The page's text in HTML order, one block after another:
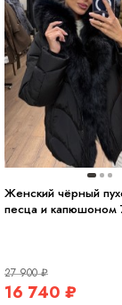
Женский чёрный
песца и капюшоном
27 900₽
16 740 ₽